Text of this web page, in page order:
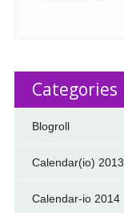
Categories
Blogroll
Calendar(io) 2013
Calendar-io 2014